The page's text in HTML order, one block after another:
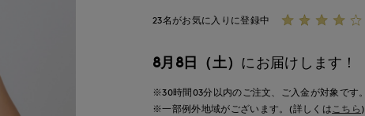
23名がお気に入りに登録中
8月8日（土） にお届けします！
※30時間03分以内のご注文、ご入金が対象です。
※一部例外地域がございます。(詳しくはこちら )